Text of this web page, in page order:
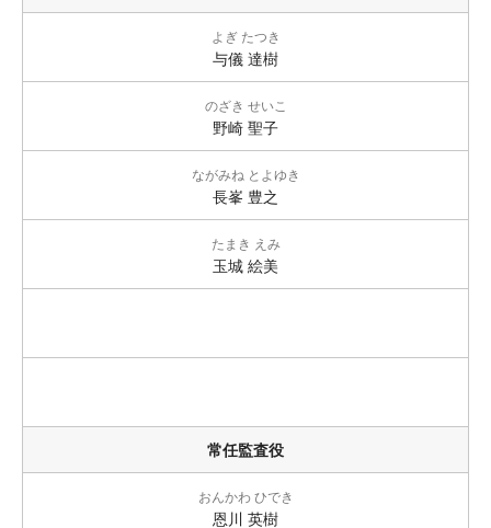
よぎ たつき
与儀 達樹
のざき せいこ
野崎 聖子
ながみね とよゆき
長峯 豊之
たまき えみ
玉城 絵美
常任監査役
おんかわ ひでき
恩川 英樹